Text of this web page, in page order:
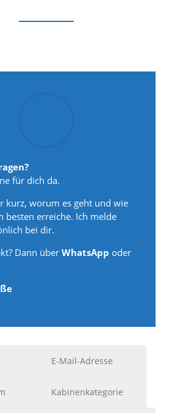
für dich da.
kurz, worum es geht und wie
besten erreiche. Ich melde
bei dir.
Dann überWhatsApp oder